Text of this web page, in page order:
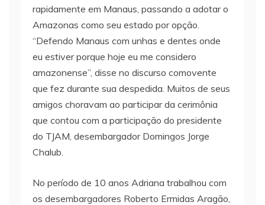
rapidamente em Manaus, passando a adotar o
Amazonas como seu estado por opção.
“Defendo Manaus com unhas e dentes onde
eu estiver porque hoje eu me considero
amazonense”, disse no discurso comovente
que fez durante sua despedida. Muitos de seus
amigos choravam ao participar da cerimônia
que contou com a participação do presidente
do TJAM, desembargador Domingos Jorge
Chalub.
No período de 10 anos Adriana trabalhou com
os desembargadores Roberto Ermidas Aragão,